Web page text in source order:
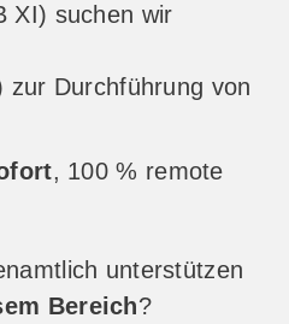
XI) suchen wir
zur Durchführung von
, 100 % remote
unterstützen
Bereich?